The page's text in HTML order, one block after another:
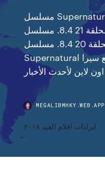
مسلسل Supernatural الموسم 13 الحلقة 22
الحلقة 21 8.4. مسلسل Supernatural
الموسم 13 الحلقة 21 الحلقة 20 8.4. مسلسل
Supernatural الموسم 13 الحلقة 20 تابع سيرا
اون لاين لأحدث الأخبار
MEGALIBMHKY.WEB.APP
ايرادات افلام العيد ٢٠١٨